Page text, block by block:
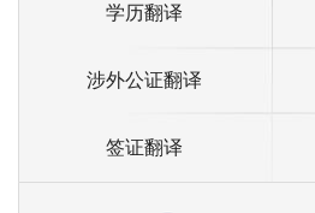
学历翻译
涉外公证翻译
签证翻译